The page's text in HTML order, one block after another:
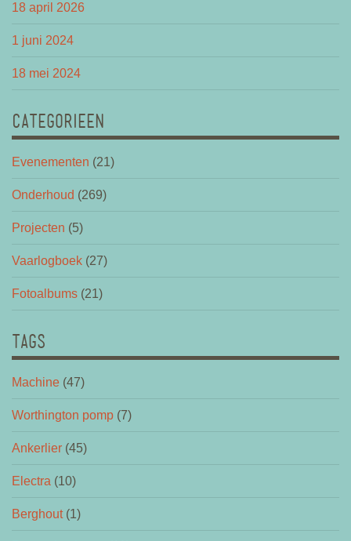
18 april 2026
1 juni 2024
18 mei 2024
CATEGORIEEN
Evenementen (21)
Onderhoud (269)
Projecten (5)
Vaarlogboek (27)
Fotoalbums (21)
TAGS
Machine (47)
Worthington pomp (7)
Ankerlier (45)
Electra (10)
Berghout(1)